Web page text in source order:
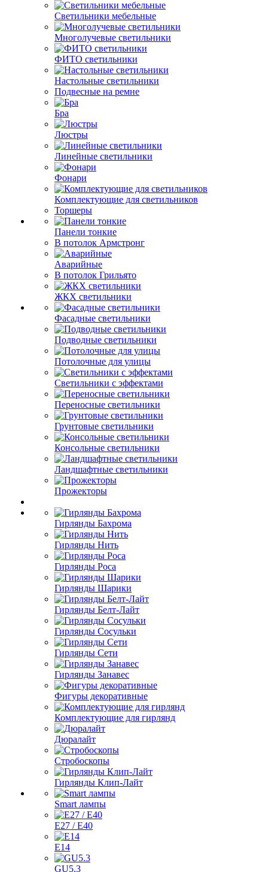
Светильники мебельные
Многолучевые светильники
ФИТО светильники
Настольные светильники
Подвесные на ремне
Бра
Люстры
Линейные светильники
Фонари
Комплектующие для светильников
Торшеры
Панели тонкие
В потолок Армстронг
Аварийные
В потолок Грильято
ЖКХ светильники
Фасадные светильники
Подводные светильники
Потолочные для улицы
Светильники с эффектами
Переносные светильники
Грунтовые светильники
Консольные светильники
Ландшафтные светильники
Прожекторы
Гирлянды Бахрома
Гирлянды Нить
Гирлянды Роса
Гирлянды Шарики
Гирлянды Белт-Лайт
Гирлянды Сосульки
Гирлянды Сети
Гирлянды Занавес
Фигуры декоративные
Комплектующие для гирлянд
Дюралайт
Стробоскопы
Гирлянды Клип-Лайт
Smart лампы
E27 / E40
E14
GU5.3